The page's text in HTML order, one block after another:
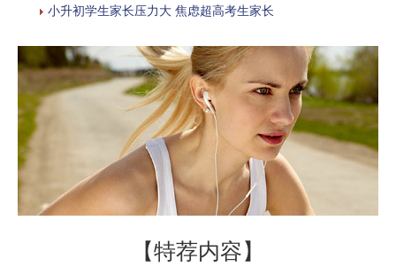
小升初学生家长压力大 焦虑超高考生家长
【特荐内容】